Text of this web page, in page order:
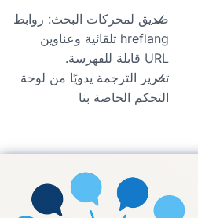
صديق لمحركات البحث: روابط
hreflang تلقائية وعناوين
URL قابلة للفهرسة.
تحرير الترجمة يدويًا من لوحة
التحكم الخاصة بنا